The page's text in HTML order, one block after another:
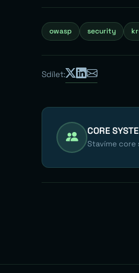
owasp security
Sdílet:
CORE
Stavíme core